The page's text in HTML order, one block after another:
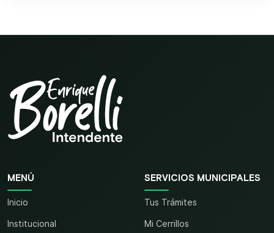
MENÚ
Inicio
Institucional
SERVICIOS MUNICIPALES
Tus Trámites
Mi Cerrillos